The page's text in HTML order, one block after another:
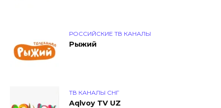
РОССИЙСКИЕ ТВ КАНАЛЫ
Рыжий
ТВ КАНАЛЫ СНГ
Aqlvoy TV UZ